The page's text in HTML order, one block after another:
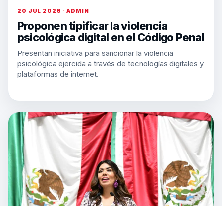
20 JUL 2026 · ADMIN
Proponen tipificar la violencia
psicológica digital en el Código Penal
Presentan iniciativa para sancionar la violencia
psicológica ejercida a través de tecnologías digitales y
plataformas de internet.